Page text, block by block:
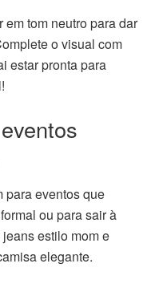
tom neutro para dar
o visual com
estar pronta para
para eventos que
ou para sair à
estilo mom e
elegante.